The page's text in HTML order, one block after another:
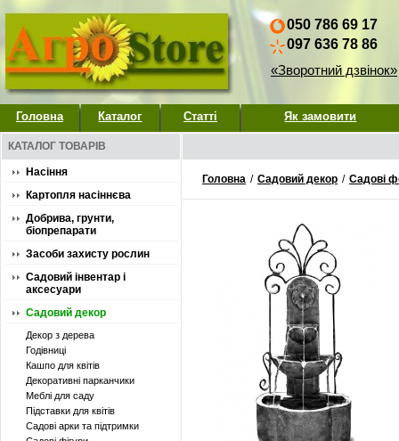
050 786 69 17
097 636 78 86
«Зворотний дзвінок»
Головна Каталог Статті Як замовити
КАТАЛОГ ТОВАРІВ
Насіння
Картопля насіннєва
Добрива, грунти,
біопрепарати
Засоби захисту рослин
Садовий інвентар і
аксесуари
Садовий декор
Декор з дерева
Годівниці
Кашпо для квітів
Декоративні парканчики
Меблі для саду
Підставки для квітів
Садові арки та підтримки
Головна / Садовий декор / Садові